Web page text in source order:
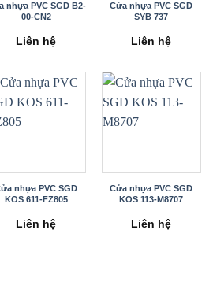
nhựa PVC SGD B2-
00-CN2
Liên hệ
Cửa nhựa PVC SGD
SYB 737
Liên hệ
nhựa PVC SGD
KOS 611-FZ805
Liên hệ
Cửa nhựa PVC SGD
KOS 113-M8707
Liên hệ